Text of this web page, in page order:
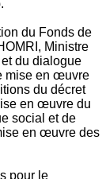
du Fonds de
Ministre
du dialogue
mise en œuvre
du décret
en œuvre du
social et de
en œuvre des
pour le